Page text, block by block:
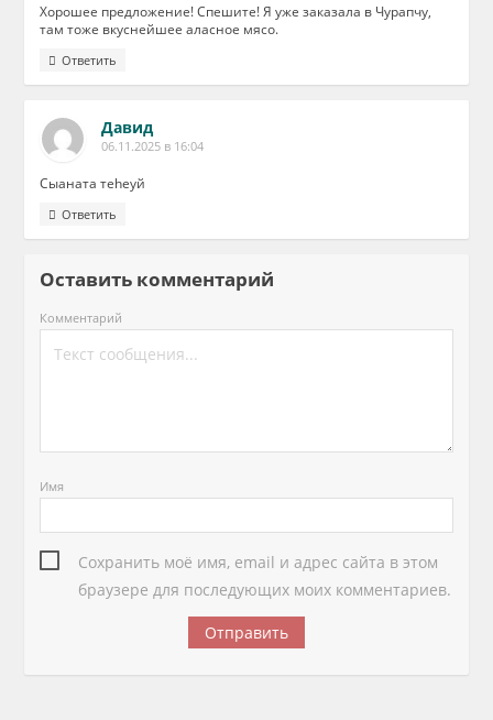
Хорошее предложение! Спешите! Я уже заказала в Чурапчу,
там тоже вкуснейшее аласное мясо.
Ответить
Давид
06.11.2025 в 16:04
Сыаната теhеyй
Ответить
Оставить комментарий
Комментарий
Имя
Сохранить моё имя, email и адрес сайта в этом
браузере для последующих моих комментариев.